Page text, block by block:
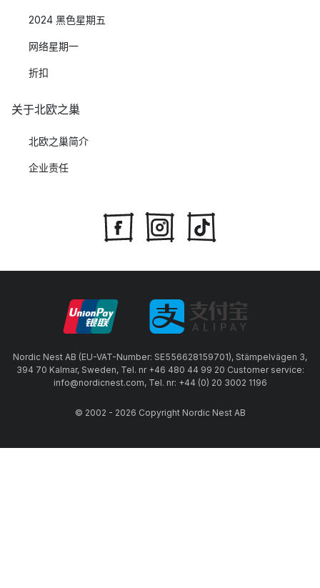
2024 黑色星期五
网络星期一
折扣
关于北欧之巢
北欧之巢简介
企业责任
Nordic Nest AB (EU-VAT-Number: SE556628159701), Stämpelvägen 3,
394 70 Kalmar, Sweden, Tel. nr +46 480 44 99 20 Customer service:
info@nordicnest.com, Tel. nr: +44 (0) 20 3002 1196
© 2002 - 2026 Copyright Nordic Nest AB